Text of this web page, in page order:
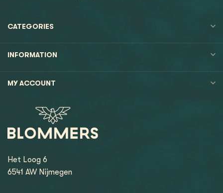
CATEGORIES
INFORMATION
MY ACCOUNT
Het Loog 6
6541 AW Nijmegen